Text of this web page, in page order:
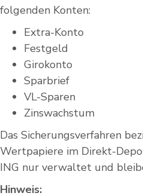
folgenden Konten:
Extra-Konto
Festgeld
Girokonto
Sparbrief
VL-Sparen
Zinswachstum
Das Sicherungsverfahren
Wertpapiere im Direkt-
ING nur verwaltet und
Hinweis: